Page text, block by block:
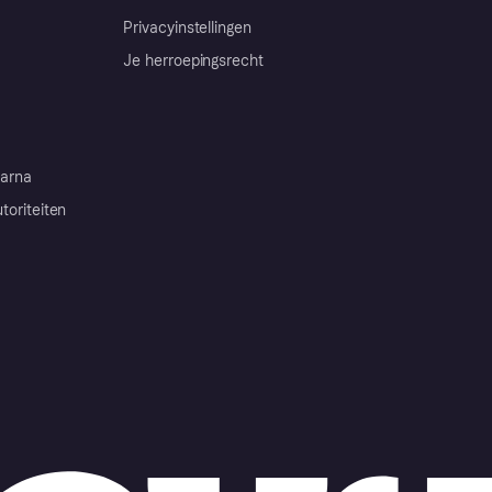
Privacyinstellingen
Je herroepingsrecht